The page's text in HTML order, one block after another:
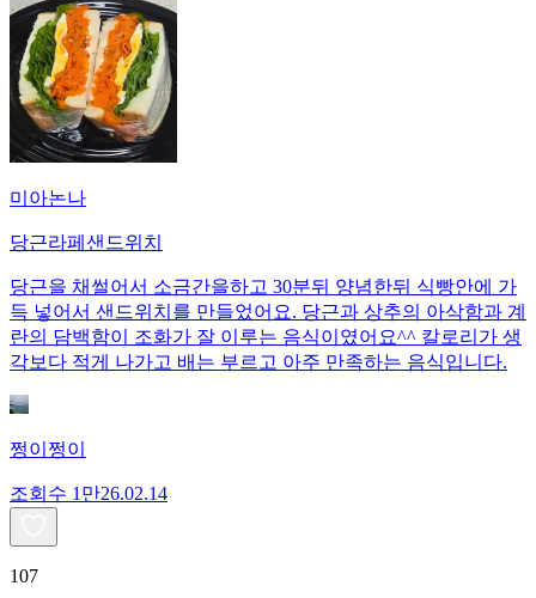
미아논나
당근라페샌드위치
당근을 채썰어서 소금간을하고 30분뒤 양념한뒤 식빵안에 가
득 넣어서 샌드위치를 만들었어요. 당근과 상추의 아삭함과 계
란의 담백함이 조화가 잘 이루는 음식이였어요^^ 칼로리가 생
각보다 적게 나가고 배는 부르고 아주 만족하는 음식입니다.
쩡이쩡이
조회수 1만26.02.14
107